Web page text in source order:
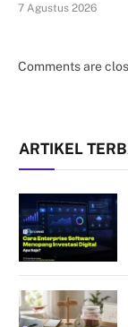
7 Agustus 2026
Comments are
ARTIKEL